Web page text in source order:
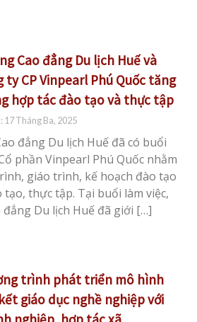
Cao đẳng Du lịch Huế và
ty CP Vinpearl Phú Quốc tăng
hợp tác đào tạo và thực tập
17 Tháng Ba, 2025
đẳng Du lịch Huế đã có buổi
phần Vinpearl Phú Quốc nhằm
giáo trình, kế hoạch đào tạo
thực tập. Tại buổi làm việc,
Du lịch Huế đã giới […]
trình phát triển mô hình
giáo dục nghề nghiệp với